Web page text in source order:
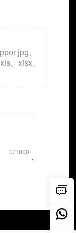
jpg、
、xlsx、
0/1000